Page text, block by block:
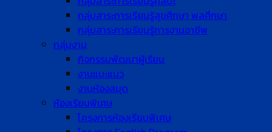
กลุ่มสาระการเรียนรู้สุขศึกษา พลศึกษา
กลุ่มสาระการเรียนรู้การงานอาชีพ
กลุ่มงาน
กิจกรรมพัฒนาผู้เรียน
งานแนะแนว
งานห้องสมุด
ห้องเรียนพิเศษ
โครงการห้องเรียนพิเศษ